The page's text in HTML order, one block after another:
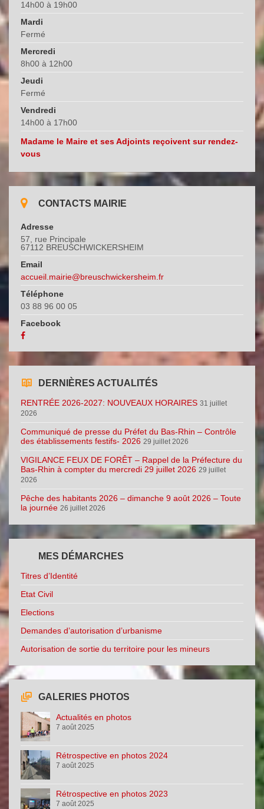
14h00 à 19h00
Mardi
Fermé
Mercredi
8h00 à 12h00
Jeudi
Fermé
Vendredi
14h00 à 17h00
Madame le Maire et ses Adjoints reçoivent sur rendez-
vous
CONTACTS MAIRIE
Adresse
57, rue Principale
67112 BREUSCHWICKERSHEIM
Email
accueil.mairie@breuschwickersheim.fr
Téléphone
03 88 96 00 05
Facebook
DERNIÈRES ACTUALITÉS
RENTRÉE 2026-2027: NOUVEAUX HORAIRES 31 juillet
2026
Communiqué de presse du Préfet du Bas-Rhin – Contrôle
des établissements festifs- 2026 29 juillet 2026
VIGILANCE FEUX DE FORÊT – Rappel de la Préfecture du
Bas-Rhin à compter du mercredi 29 juillet 2026 29 juillet
2026
Pêche des habitants 2026 – dimanche 9 août 2026 – Toute
la journée 26 juillet 2026
MES DÉMARCHES
Titres d’Identité
Etat Civil
Elections
Demandes d’autorisation d’urbanisme
Autorisation de sortie du territoire pour les mineurs
GALERIES PHOTOS
Actualités en photos
7 août 2025
Rétrospective en photos 2024
7 août 2025
Rétrospective en photos 2023
7 août 2025